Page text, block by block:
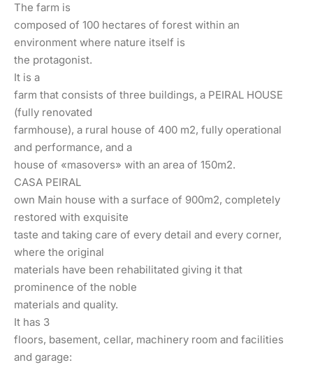
The farm is
composed of 100 hectares of forest within an
environment where nature itself is
the protagonist.
It is a
farm that consists of three buildings, a PEIRAL HOUSE
(fully renovated
farmhouse), a rural house of 400 m2, fully operational
and performance, and a
house of «masovers» with an area of ​​150m2.
CASA PEIRAL
own Main house with a surface of 900m2, completely
restored with exquisite
taste and taking care of every detail and every corner,
where the original
materials have been rehabilitated giving it that
prominence of the noble
materials and quality.
It has 3
floors, basement, cellar, machinery room and facilities
and garage: